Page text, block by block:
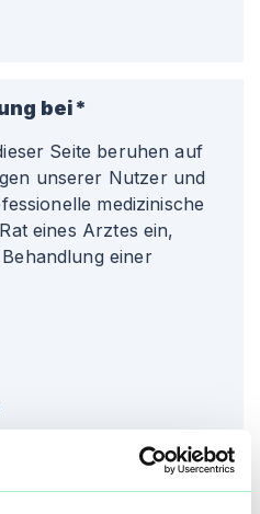
bei*
Seite beruhen auf
unserer Nutzer und
medizinische
eines Arztes ein,
einer